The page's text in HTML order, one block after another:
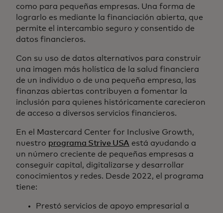
como para pequeñas empresas. Una forma de
lograrlo es mediante la financiación abierta, que
permite el intercambio seguro y consentido de
datos financieros.
Con su uso de datos alternativos para construir
una imagen más holística de la salud financiera
de un individuo o de una pequeña empresa, las
finanzas abiertas contribuyen a fomentar la
inclusión para quienes históricamente carecieron
de acceso a diversos servicios financieros.
En el Mastercard Center for Inclusive Growth,
nuestro programa Strive USA está ayudando a
un número creciente de pequeñas empresas a
conseguir capital, digitalizarse y desarrollar
conocimientos y redes. Desde 2022, el programa
tiene:
Prestó servicios de apoyo empresarial a